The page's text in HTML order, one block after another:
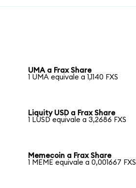
UMA a Frax Share
1 UMA equivale a 1,1140 FXS
Liquity USD a Frax Share
1 LUSD equivale a 3,2686 FXS
Memecoin a Frax Share
1 MEME equivale a 0,001667 FXS